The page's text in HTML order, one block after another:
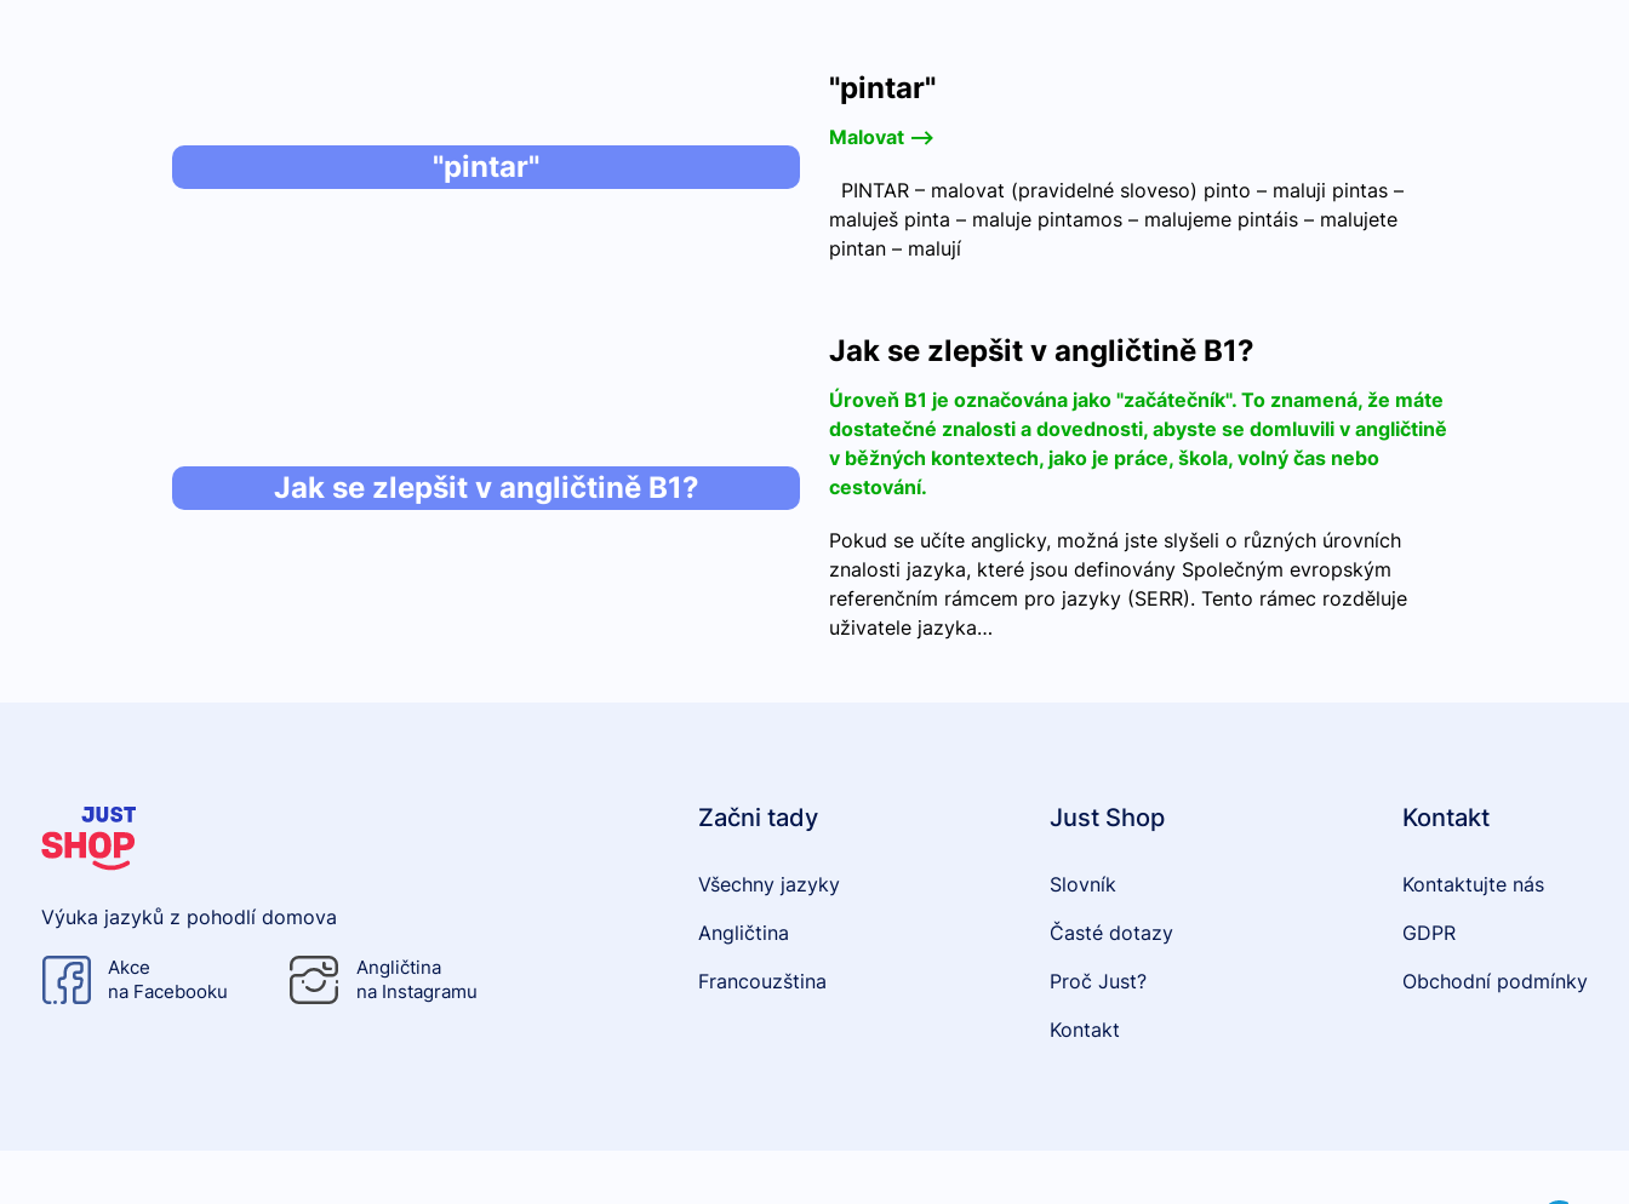
"pintar"
"pintar"
Malovat -->
PINTAR – malovat (pravidelné sloveso) pinto – maluji pintas –
maluješ pinta – maluje pintamos – malujeme pintáis – malujete
pintan – malují
Jak se zlepšit v angličtině B1?
Jak se zlepšit v angličtině B1?
Úroveň B1 je označována jako "začátečník". To znamená, že máte
dostatečné znalosti a dovednosti, abyste se domluvili v angličtině
v běžných kontextech, jako je práce, škola, volný čas nebo
cestování.
Pokud se učíte anglicky, možná jste slyšeli o různých úrovních
znalosti jazyka, které jsou definovány Společným evropským
referenčním rámcem pro jazyky (SERR). Tento rámec rozděluje
uživatele jazyka…
Výuka jazyků z pohodlí domova
Akce
na Facebooku
Angličtina
na Instagramu
Začni tady
Všechny jazyky
Angličtina
Francouzština
Just Shop
Slovník
Časté dotazy
Proč Just?
Kontakt
Kontakt
Kontaktujte nás
GDPR
Obchodní podmínky